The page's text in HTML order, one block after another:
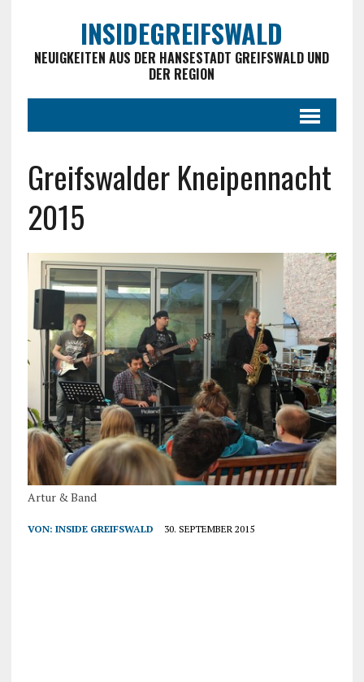
INSIDEGREIFSWALD
NEUIGKEITEN AUS DER HANSESTADT GREIFSWALD UND
DER REGION
Greifswalder Kneipennacht
2015
Artur & Band
VON: INSIDE GREIFSWALD 30. SEPTEMBER 2015